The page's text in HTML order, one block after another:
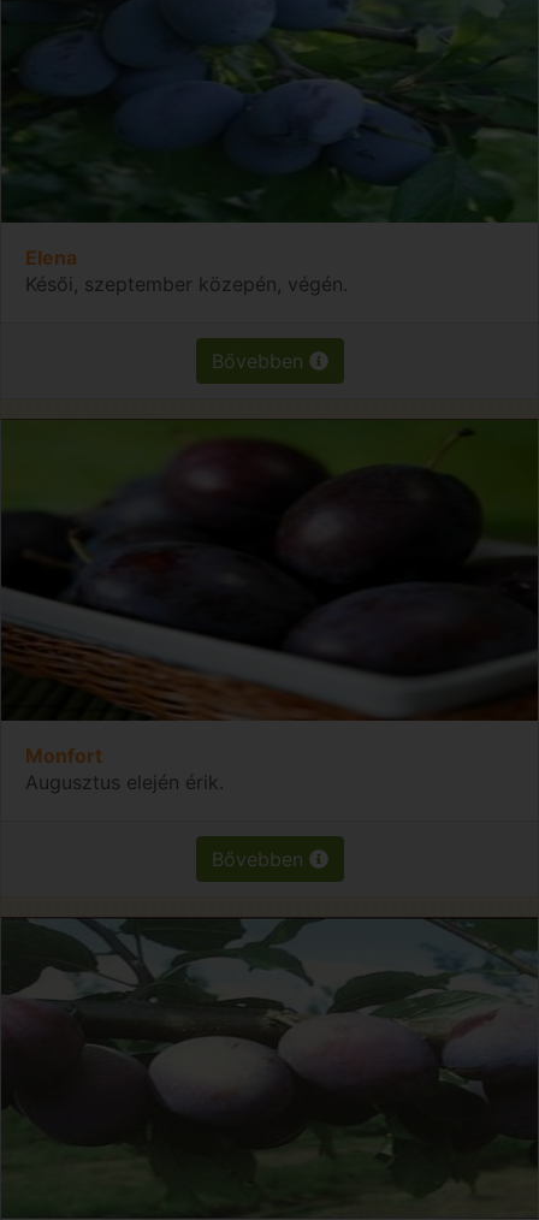
Elena
Késői, szeptember közepén, végén.
Bővebben
Monfort
Augusztus elején érik.
Bővebben